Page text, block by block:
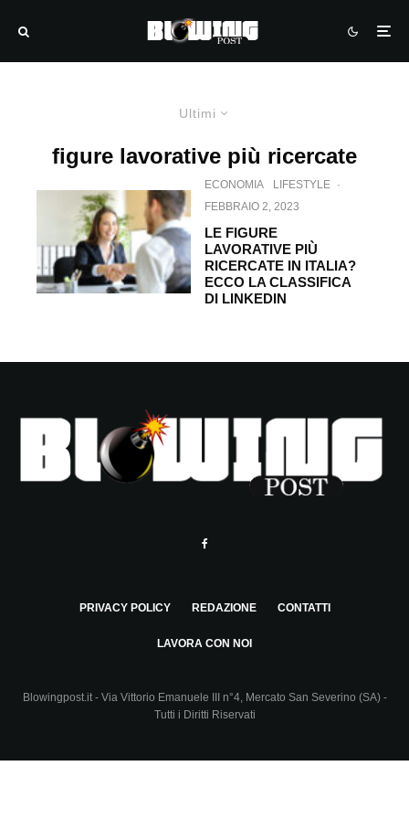
Ultimi
figure lavorative più ricercate
ECONOMIA LIFESTYLE ·
FEBBRAIO 2, 2023
LE FIGURE
LAVORATIVE PIÙ
RICERCATE IN ITALIA?
ECCO LA CLASSIFICA
DI LINKEDIN
PRIVACY POLICY REDAZIONE CONTATTI
LAVORA CON NOI
Blowingpost.it - Via Vittorio Emanuele III n°4, Mercato San Severino (SA) -
Tutti i Diritti Riservati